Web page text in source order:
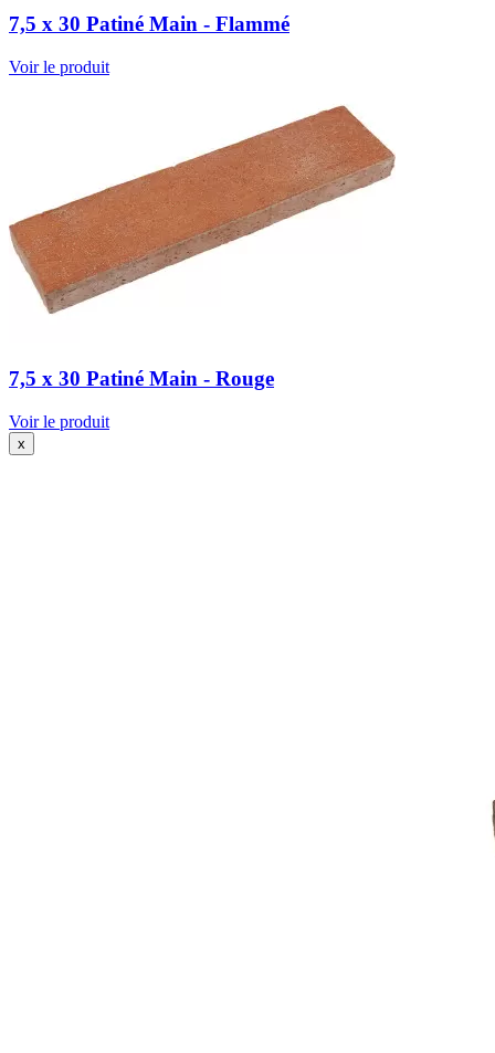
7,5 x 30 Patiné Main - Flammé
Voir le produit
7,5 x 30 Patiné Main - Rouge
Voir le produit
x